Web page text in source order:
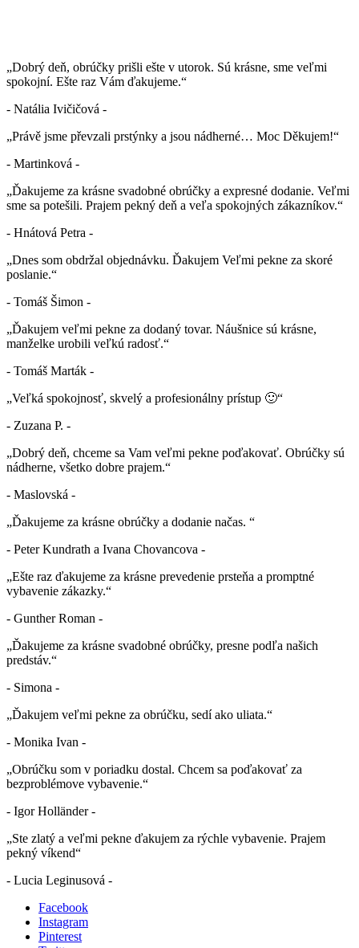
„Dobrý deň, obrúčky prišli ešte v utorok. Sú krásne, sme veľmi
spokojní. Ešte raz Vám ďakujeme.“
- Natália Ivičičová -
„Právě jsme převzali prstýnky a jsou nádherné… Moc Děkujem!“
- Martinková -
„Ďakujeme za krásne svadobné obrúčky a expresné dodanie. Veľmi
sme sa potešili. Prajem pekný deň a veľa spokojných zákazníkov.“
- Hnátová Petra -
„Dnes som obdržal objednávku. Ďakujem Veľmi pekne za skoré
poslanie.“
- Tomáš Šimon -
„Ďakujem veľmi pekne za dodaný tovar. Náušnice sú krásne,
manželke urobili veľkú radosť.“
- Tomáš Marták -
„Veľká spokojnosť, skvelý a profesionálny prístup 🙂“
- Zuzana P. -
„Dobrý deň, chceme sa Vam veľmi pekne poďakovať. Obrúčky sú
nádherne, všetko dobre prajem.“
- Maslovská -
„Ďakujeme za krásne obrúčky a dodanie načas. “
- Peter Kundrath a Ivana Chovancova -
„Ešte raz ďakujeme za krásne prevedenie prsteňa a promptné
vybavenie zákazky.“
- Gunther Roman -
„Ďakujeme za krásne svadobné obrúčky, presne podľa našich
predstáv.“
- Simona -
„Ďakujem veľmi pekne za obrúčku, sedí ako uliata.“
- Monika Ivan -
„Obrúčku som v poriadku dostal. Chcem sa poďakovať za
bezproblémove vybavenie.“
- Igor Holländer -
„Ste zlatý a veľmi pekne ďakujem za rýchle vybavenie. Prajem
pekný víkend“
- Lucia Leginusová -
Facebook
Instagram
Pinterest